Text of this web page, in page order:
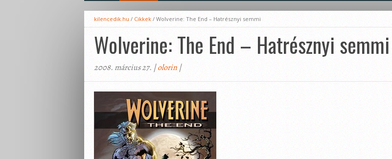
kilencedik.hu / Cikkek / Wolverine: The End – Hatrésznyi semmi
Wolverine: The End – Hatrésznyi semmi
2008. március 27. |olorin |